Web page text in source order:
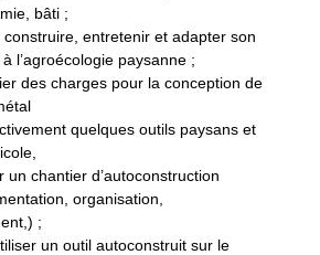
bâti ;
construire, entretenir et adapter son
l’agroécologie paysanne ;
des charges pour la conception de
quelques outils paysans et
un chantier d’autoconstruction
organisation,
;
un outil autoconstruit sur le